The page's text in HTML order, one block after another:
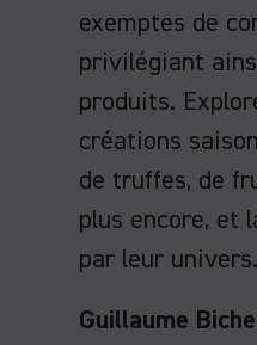
exemptes de
privilégiant
produits.
créations
de truffes, de
plus encore, et
par leur univers.
Guillaume